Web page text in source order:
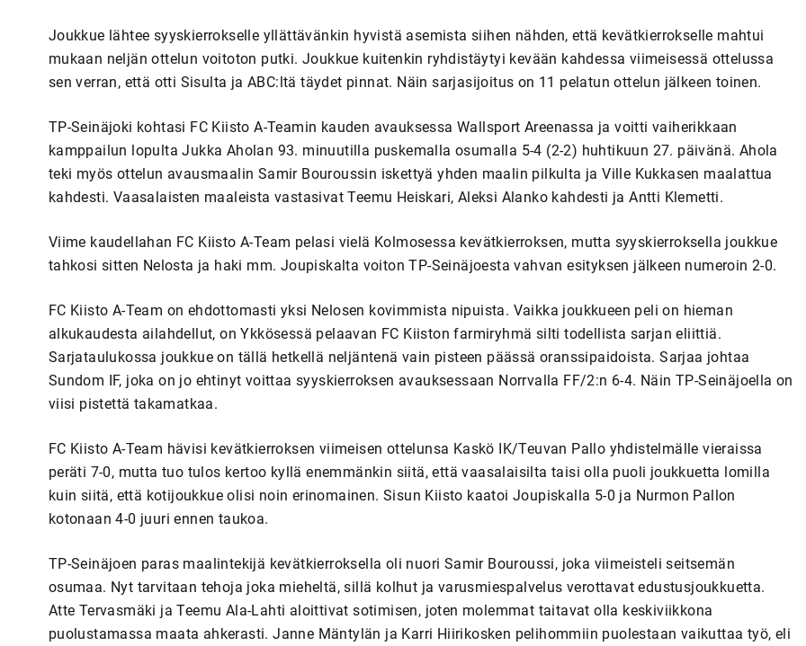
Joukkue lähtee syyskierrokselle yllättävänkin hyvistä asemista siihen nähden, että kevätkierrokselle mahtui
mukaan neljän ottelun voitoton putki. Joukkue kuitenkin ryhdistäytyi kevään kahdessa viimeisessä ottelussa
sen verran, että otti Sisulta ja ABC:ltä täydet pinnat. Näin sarjasijoitus on 11 pelatun ottelun jälkeen toinen.
TP-Seinäjoki kohtasi FC Kiisto A-Teamin kauden avauksessa Wallsport Areenassa ja voitti vaiherikkaan
kamppailun lopulta Jukka Aholan 93. minuutilla puskemalla osumalla 5-4 (2-2) huhtikuun 27. päivänä. Ahola
teki myös ottelun avausmaalin Samir Bouroussin iskettyä yhden maalin pilkulta ja Ville Kukkasen maalattua
kahdesti. Vaasalaisten maaleista vastasivat Teemu Heiskari, Aleksi Alanko kahdesti ja Antti Klemetti.
Viime kaudellahan FC Kiisto A-Team pelasi vielä Kolmosessa kevätkierroksen, mutta syyskierroksella joukkue
tahkosi sitten Nelosta ja haki mm. Joupiskalta voiton TP-Seinäjoesta vahvan esityksen jälkeen numeroin 2-0.
FC Kiisto A-Team on ehdottomasti yksi Nelosen kovimmista nipuista. Vaikka joukkueen peli on hieman
alkukaudesta ailahdellut, on Ykkösessä pelaavan FC Kiiston farmiryhmä silti todellista sarjan eliittiä.
Sarjataulukossa joukkue on tällä hetkellä neljäntenä vain pisteen päässä oranssipaidoista. Sarjaa johtaa
Sundom IF, joka on jo ehtinyt voittaa syyskierroksen avauksessaan Norrvalla FF/2:n 6-4. Näin TP-Seinäjoella on
viisi pistettä takamatkaa.
FC Kiisto A-Team hävisi kevätkierroksen viimeisen ottelunsa Kaskö IK/Teuvan Pallo yhdistelmälle vieraissa
peräti 7-0, mutta tuo tulos kertoo kyllä enemmänkin siitä, että vaasalaisilta taisi olla puoli joukkuetta lomilla
kuin siitä, että kotijoukkue olisi noin erinomainen. Sisun Kiisto kaatoi Joupiskalla 5-0 ja Nurmon Pallon
kotonaan 4-0 juuri ennen taukoa.
TP-Seinäjoen paras maalintekijä kevätkierroksella oli nuori Samir Bouroussi, joka viimeisteli seitsemän
osumaa. Nyt tarvitaan tehoja joka mieheltä, sillä kolhut ja varusmiespalvelus verottavat edustusjoukkuetta.
Atte Tervasmäki ja Teemu Ala-Lahti aloittivat sotimisen, joten molemmat taitavat olla keskiviikkona
puolustamassa maata ahkerasti. Janne Mäntylän ja Karri Hiirikosken pelihommiin puolestaan vaikuttaa työ, eli